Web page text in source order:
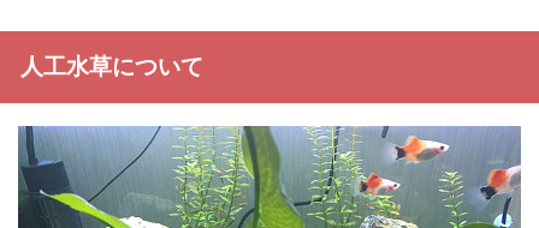
人工水草について